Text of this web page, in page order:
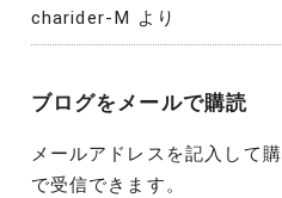
charider-M
より
ブログをメールで購読
メールアドレスを記入して
で受信できます。